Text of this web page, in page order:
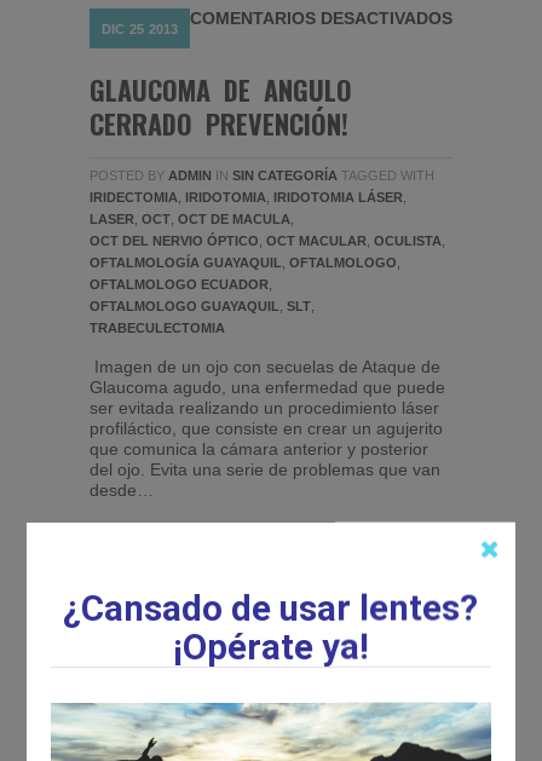
DIC 25 2013
COMENTARIOS DESACTIVADOSEN
GLAUCOMA DE ANGULO
CERRADO PREVENCIÓN!
POSTED BY ADMIN IN SIN CATEGORÍA TAGGED WITH
IRIDECTOMIA
IRIDOTOMIA IRIDOTOMIA LÁSER
LASER OCT OCT DE MACULA
OCT DEL NERVIO ÓPTICO OCT MACULAR OCULISTA
OFTALMOLOGÍA GUAYAQUIL
OFTALMOLOGO
OFTALMOLOGO ECUADOR
OFTALMOLOGO GUAYAQUIL
SLT
TRABECULECTOMIA
Imagen de un ojo con secuelas de Ataque de
Glaucoma agudo, una enfermedad que puede
ser evitada realizando un procedimiento láser
profiláctico, que consiste en crear un agujerito
que comunica la cámara anterior y posterior
del ojo. Evita una serie de problemas que van
desde…
Continue reading →
NEUROPATIA OPTICA TÓXICA
¿Cansado de usar lentes?
¡Opérate ya!